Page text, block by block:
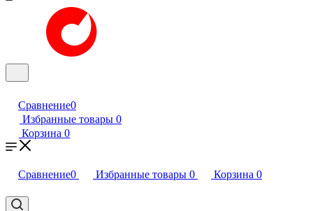
Сравнение0
Избранные товары 0
Корзина 0
Сравнение0 Избранные товары 0 Корзина 0